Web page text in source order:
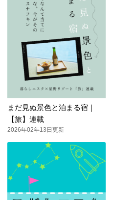
まだ見ぬ景色と泊まる宿｜
【旅】連載
2026年02年13日更新